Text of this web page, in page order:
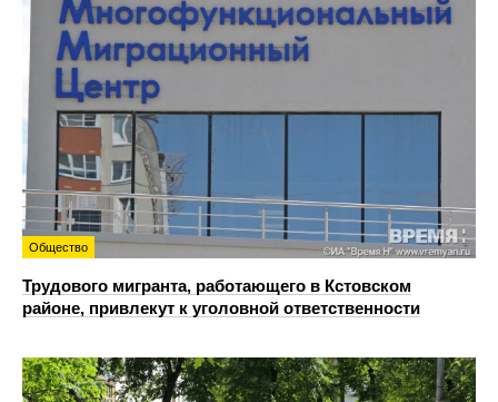
Общество
Трудового мигранта, работающего в Кстовском
районе, привлекут к уголовной ответственности